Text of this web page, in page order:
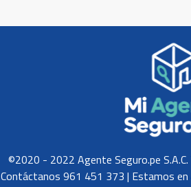
©2020 - 2022 Agente Seguro.pe
Contáctanos 961 451 373 | Estamos